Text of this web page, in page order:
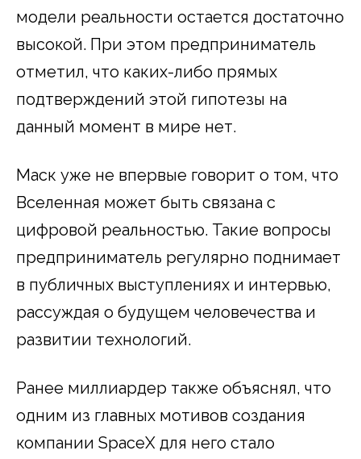
модели реальности остается достаточно
высокой. При этом предприниматель
отметил, что каких-либо прямых
подтверждений этой гипотезы на
данный момент в мире нет.
Маск уже не впервые говорит о том, что
Вселенная может быть связана с
цифровой реальностью. Такие вопросы
предприниматель регулярно поднимает
в публичных выступлениях и интервью,
рассуждая о будущем человечества и
развитии технологий.
Ранее миллиардер также объяснял, что
одним из главных мотивов создания
компании SpaceX для него стало